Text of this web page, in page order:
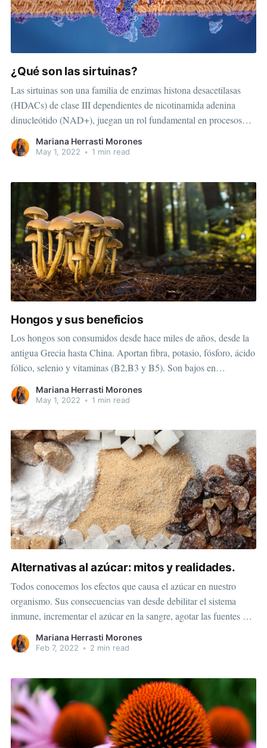
¿Qué son las sirtuinas?
Las sirtuinas son una familia de enzimas histona desacetilasas
(HDACs) de clase III dependientes de nicotinamida adenina
dinucleótido (NAD+), juegan un rol fundamental en procesos
energético de la célula y el envejecimiento. El término "sirtuina"
Mariana Herrasti Morones
May 1, 2022 • 1 min read
Hongos y sus beneficios
Los hongos son consumidos desde hace miles de años, desde la
antigua Grecia hasta China. Aportan fibra, potasio, fósforo, ácido
fólico, selenio y vitaminas (B2,B3 y B5). Son bajos en
sangre entre sus tantos beneficios nutricionales. Gracias a sus
Mariana Herrasti Morones
May 1, 2022 • 1 min read
Alternativas al azúcar: mitos y realidades.
Todos conocemos los efectos que causa el azúcar en nuestro
organismo. Sus consecuencias van desde debilitar el sistema
inmune, incrementar el azúcar en la sangre, agotar las fuentes de
inflamación y perjudicar la salud dental, entre varias
Mariana Herrasti Morones
Feb 7, 2022 • 2 min read